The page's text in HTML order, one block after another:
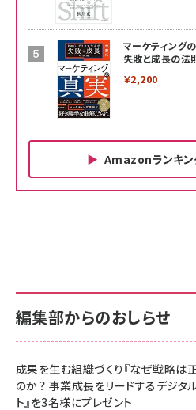
マーケティング
失敗と成長の法
￥2,200
Amazonランキン
￥880
anan(アンアン
スペシャルエディシ
￥1,100
サポート正規品 メ
NIMASO ガラスフ
すい ガイド枠付き
2枚セット
￥1,599
サポート正規品 メ
Amazon eギフト
￥5,000
編集部からのおしらせ
成果を生む組織づくり『なぜ戦略は
のか？ 事業成長をリードするデジタ
ト』を3名様にプレゼント